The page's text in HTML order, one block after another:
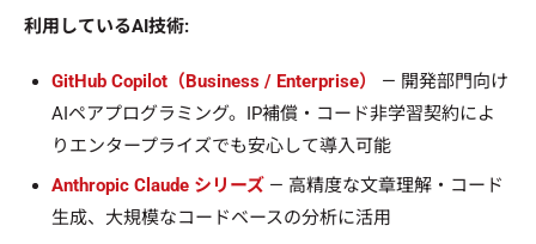
利用しているAI技術:
GitHub Copilot（Business / Enterprise）
— 開発部門向け
AIペアプログラミング。IP補償・コード非学習契約によ
りエンタープライズでも安心して導入可能
Anthropic Claude シリーズ— 高精度な文章理解・コード
生成、大規模なコードベースの分析に活用